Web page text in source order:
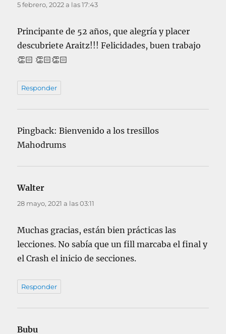
5 febrero, 2022 a las 17:43
Principante de 52 años, que alegría y placer
descubriete Araitz!!! Felicidades, buen trabajo
👏🏻 👏🏻👏🏻
Responder
Pingback: Bienvenido a los tresillos
Mahodrums
Walter
28 mayo, 2021 a las 03:11
Muchas gracias, están bien prácticas las
lecciones. No sabía que un fill marcaba el final y
el Crash el inicio de secciones.
Responder
Bubu